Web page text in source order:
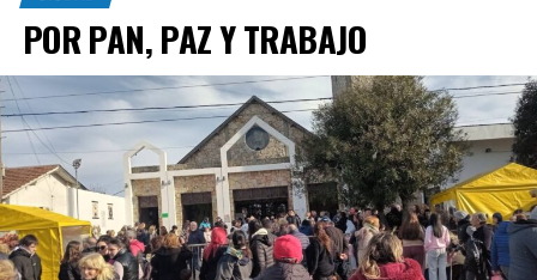
POR PAN, PAZ Y TRABAJO